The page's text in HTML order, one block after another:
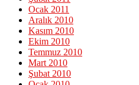
Ocak 2011
Aralık 2010
Kasım 2010
Ekim 2010
Temmuz 2010
Mart 2010
Şubat 2010